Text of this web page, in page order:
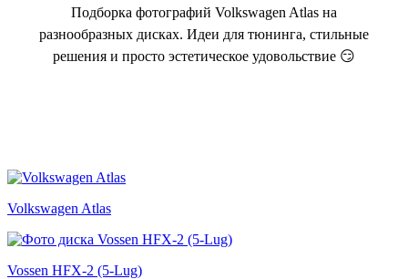
Подборка фотографий Volkswagen Atlas на
разнообразных дисках. Идеи для тюнинга, стильные
решения и просто эстетическое удовольствие 😏
Volkswagen Atlas
Vossen HFX-2 (5-Lug)